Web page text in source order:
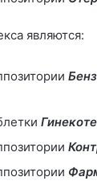
являются: